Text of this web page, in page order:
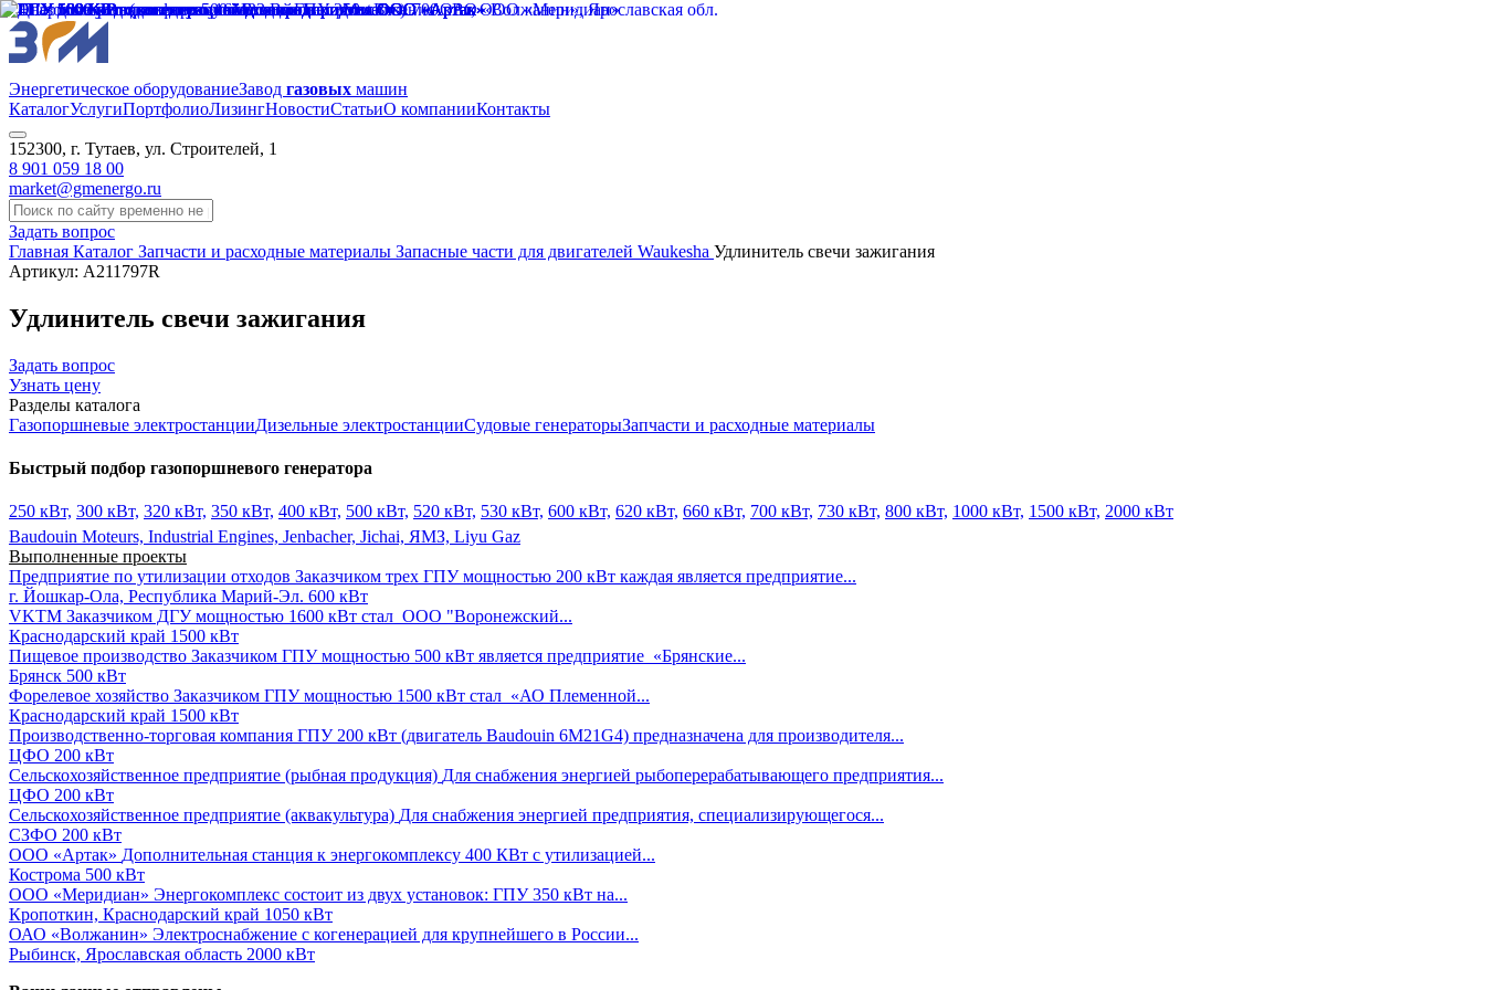
Энергетическое оборудованиеЗавод газовых машин
КаталогУслугиПортфолиоЛизингНовостиСтатьиО компанииКонтакты
152300, г. Тутаев, ул. Строителей, 1
8 901 059 18 00
market@gmenergo.ru
Задать вопрос
Главная Каталог Запчасти и расходные материалы Запасные части для двигателей Waukesha Удлинитель свечи зажигания
Артикул: A211797R
Удлинитель свечи зажигания
Задать вопрос
Узнать цену
Разделы каталога
Газопоршневые электростанцииДизельные электростанцииСудовые генераторыЗапчасти и расходные материалы
Быстрый подбор газопоршневого генератора
250 кВт, 300 кВт, 320 кВт, 350 кВт, 400 кВт, 500 кВт, 520 кВт, 530 кВт, 600 кВт, 620 кВт, 660 кВт, 700 кВт, 730 кВт, 800 кВт, 1000 кВт, 1500 кВт, 2000 кВт
Baudouin Moteurs, Industrial Engines, Jenbacher, Jichai, ЯМЗ, Liyu Gaz
Выполненные проекты
Предприятие по утилизации отходов Заказчиком трех ГПУ мощностью 200 кВт каждая является предприятие...
г. Йошкар-Ола, Республика Марий-Эл. 600 кВт
VKTM Заказчиком ДГУ мощностью 1600 кВт стал ООО "Воронежский...
Краснодарский край 1500 кВт
Пищевое производство Заказчиком ГПУ мощностью 500 кВт является предприятие «Брянские...
Брянск 500 кВт
Форелевое хозяйство Заказчиком ГПУ мощностью 1500 кВт стал «АО Племенной...
Краснодарский край 1500 кВт
Производственно-торговая компания ГПУ 200 кВт (двигатель Baudouin 6M21G4) предназначена для производителя...
ЦФО 200 кВт
Сельскохозяйственное предприятие (рыбная продукция) Для снабжения энергией рыбоперерабатывающего предприятия...
ЦФО 200 кВт
Сельскохозяйственное предприятие (аквакультура) Для снабжения энергией предприятия, специализирующегося...
СЗФО 200 кВт
ООО «Артак» Дополнительная станция к энергокомплексу 400 КВт с утилизацией...
Кострома 500 кВт
ООО «Меридиан» Энергокомплекс состоит из двух установок: ГПУ 350 кВт на...
Кропоткин, Краснодарский край 1050 кВт
ОАО «Волжанин» Электроснабжение с когенерацией для крупнейшего в России...
Рыбинск, Ярославская область 2000 кВт